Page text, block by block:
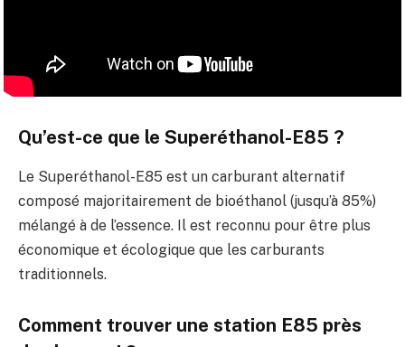
Qu’est-ce que le Superéthanol-E85 ?
Le Superéthanol-E85 est un carburant alternatif
composé majoritairement de bioéthanol (jusqu’à 85%)
mélangé à de l’essence. Il est reconnu pour être plus
économique et écologique que les carburants
traditionnels.
Comment trouver une station E85 près